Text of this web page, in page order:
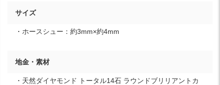
サイズ
・ホースシュー：約3mm×約4mm
地金・素材
・天然ダイヤモンド トータル14石 ラウンドブリリアントカ